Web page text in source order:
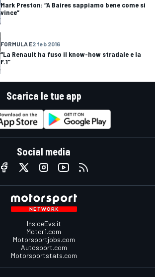
Mark Preston: “A Baires sappiamo bene come si
vince”
FORMULA E2 feb 2016
“La Renault ha fuso il know-how stradale e la
F.1”
Scarica le tue app
Social media
InsideEvs.it
Motor1.com
Motorsportjobs.com
Autosport.com
Motorsportstats.com